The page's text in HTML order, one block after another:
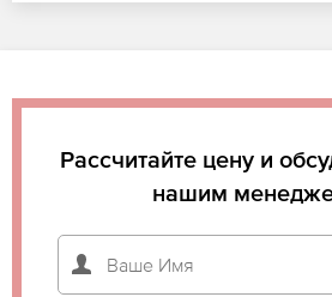
Рассчитайте цену и
нашим